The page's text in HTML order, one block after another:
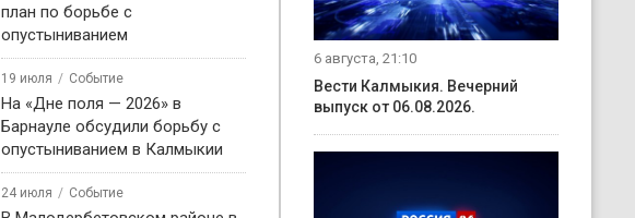
план по борьбе с
опустыниванием
19 июля Событие
На «Дне поля — 2026» в
Барнауле обсудили борьбу с
опустыниванием в Калмыкии
24 июля Событие
6 августа, 21:10
Вести Калмыкия. Вечерний
выпуск от 06.08.2026.